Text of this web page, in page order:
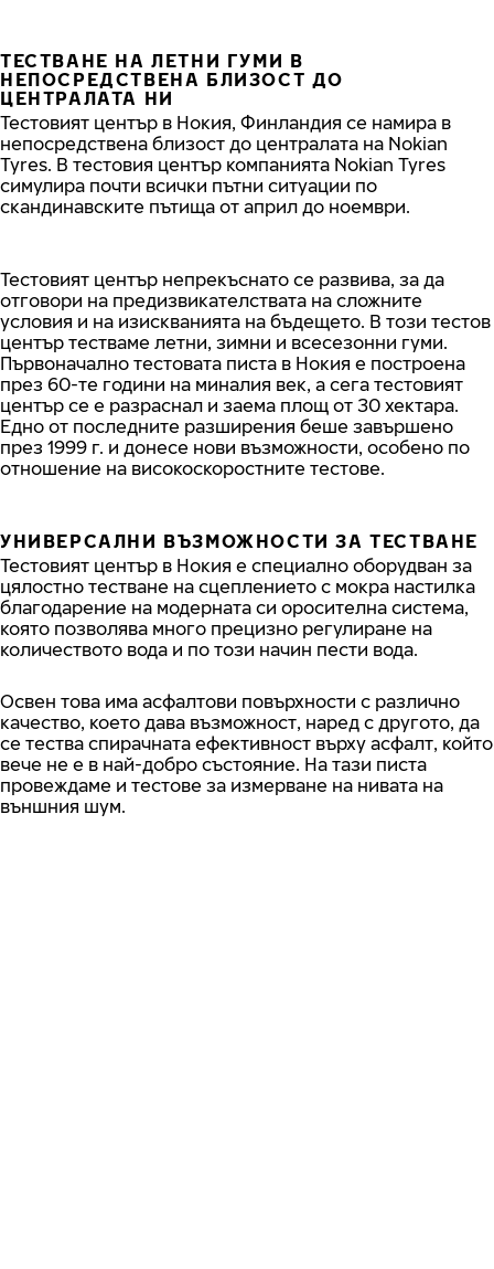
ТЕСТВАНЕ НА ЛЕТНИ ГУМИ В
НЕПОСРЕДСТВЕНА БЛИЗОСТ ДО
ЦЕНТРАЛАТА НИ
Тестовият център в Нокия, Финландия се намира в
непосредствена близост до централата на Nokian
Tyres. В тестовия център компанията Nokian Tyres
симулира почти всички пътни ситуации по
скандинавските пътища от април до ноември.
Тестовият център непрекъснато се развива, за да
отговори на предизвикателствата на сложните
условия и на изискванията на бъдещето. В този тестов
център тестваме летни, зимни и всесезонни гуми.
Първоначално тестовата писта в Нокия е построена
през 60-те години на миналия век, а сега тестовият
център се е разраснал и заема площ от 30 хектара.
Едно от последните разширения беше завършено
през 1999 г. и донесе нови възможности, особено по
отношение на високоскоростните тестове.
УНИВЕРСАЛНИ ВЪЗМОЖНОСТИ ЗА ТЕСТВАНЕ
Тестовият център в Нокия е специално оборудван за
цялостно тестване на сцеплението с мокра настилка
благодарение на модерната си оросителна система,
която позволява много прецизно регулиране на
количеството вода и по този начин пести вода.
Освен това има асфалтови повърхности с различно
качество, което дава възможност, наред с другото, да
се тества спирачната ефективност върху асфалт, който
вече не е в най-добро състояние. На тази писта
провеждаме и тестове за измерване на нивата на
външния шум.